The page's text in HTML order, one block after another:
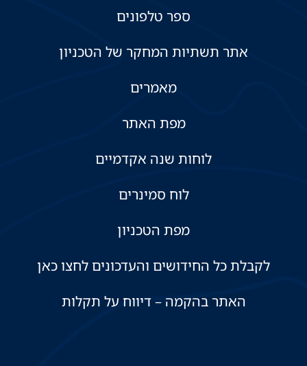
ספר טלפונים
אתר תשתיות המחקר של הטכניון
מאמרים
מפת האתר
לוחות שנה אקדמיים
לוח סמינרים
מפת הטכניון
לקבלת כל החידושים והעדכונים לחצו כאן
האתר בהקמה – דיווח על תקלות